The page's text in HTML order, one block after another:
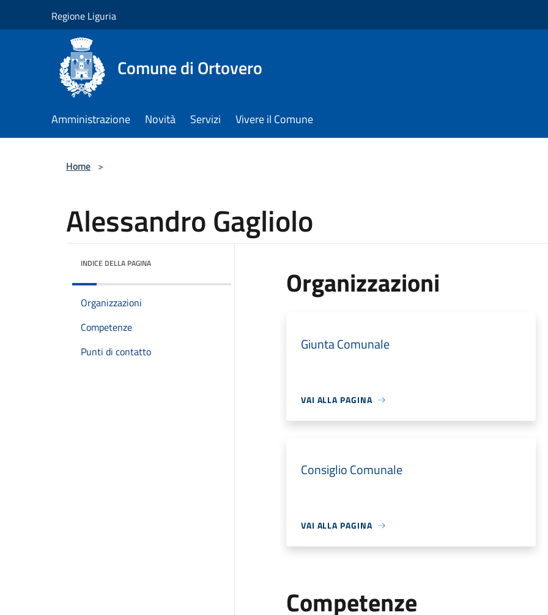
Regione Liguria
Comune di Ortovero
Amministrazione Novità Servizi Vivere il Comune
Home >
Alessandro Gagliolo
INDICE DELLA PAGINA
Organizzazioni
Competenze
Punti di contatto
Organizzazioni
Giunta Comunale
VAI ALLA PAGINA
Consiglio Comunale
VAI ALLA PAGINA
Competenze